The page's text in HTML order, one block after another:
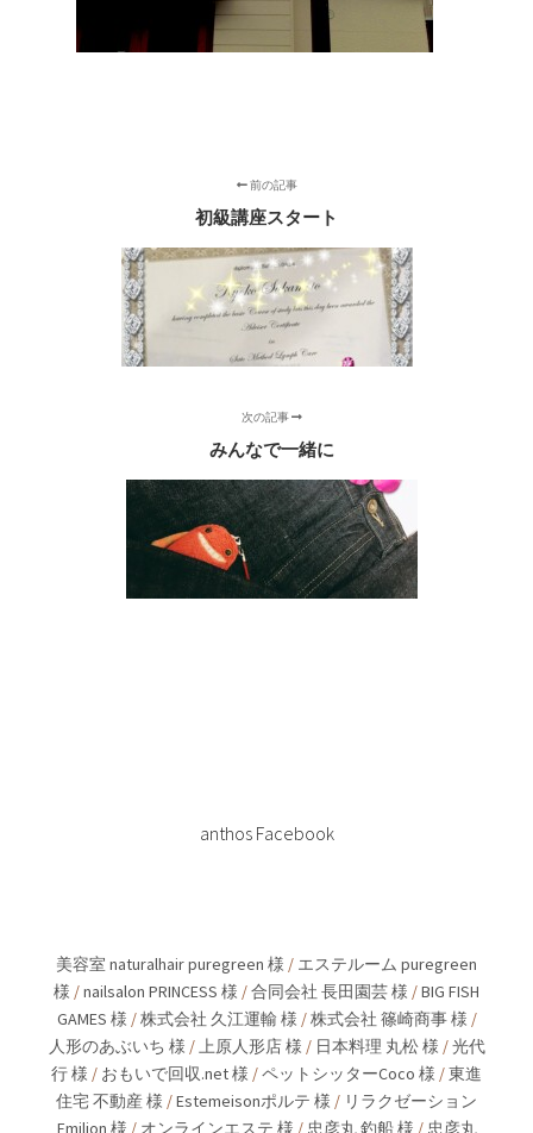
前の記事
初級講座スタート
次の記事
みんなで一緒に
anthos Facebook
美容室 naturalhair puregreen 様 / エステルーム puregreen
様 /nailsalon PRINCESS 様 /合同会社 長田園芸 様 /BIG FISH
GAMES 様 /株式会社 久江運輸 様 /株式会社 篠崎商事 様 /
人形のあぶいち 様 /上原人形店 様 / 日本料理 丸松 様 /光代
行 様 / おもいで回収.net 様 /ペットシッターCoco 様 /東進
住宅 不動産 様 /Estemeisonポルテ 様 / リラクゼーション
Emilion 様 / オンラインエステ 様 / 忠彦丸 釣船 様 / 忠彦丸